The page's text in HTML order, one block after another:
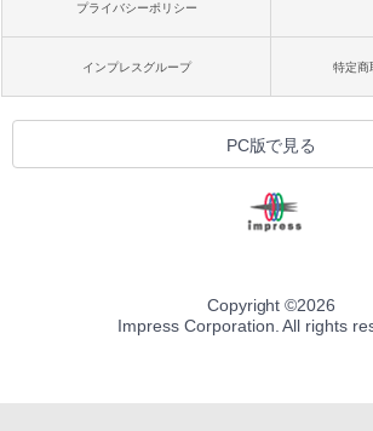
プライバシーポリシー
インプレスグループ 特定商
PC版で見る
Copyright ©2026
Impress Corporation. All rights